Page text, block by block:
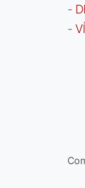
-
-